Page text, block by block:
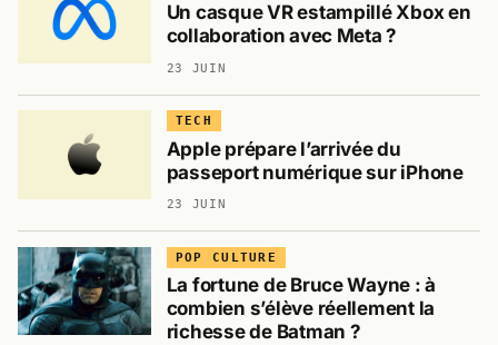
Un casque VR estampillé Xbox en
collaboration avec Meta ?
23 JUIN
TECH
Apple prépare l’arrivée du
passeport numérique sur iPhone
23 JUIN
POP CULTURE
La fortune de Bruce Wayne : à
combien s’élève réellement la
richesse de Batman ?